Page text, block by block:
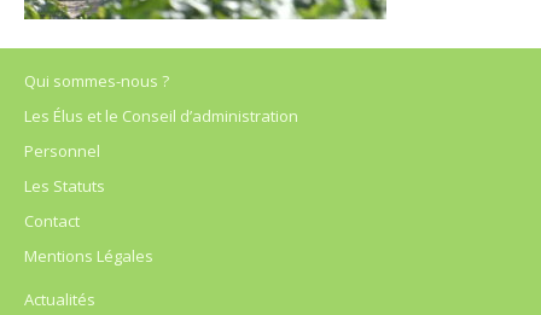
Qui sommes-nous ?
Les Élus et le Conseil d’administration
Personnel
Les Statuts
Contact
Mentions Légales
Actualités